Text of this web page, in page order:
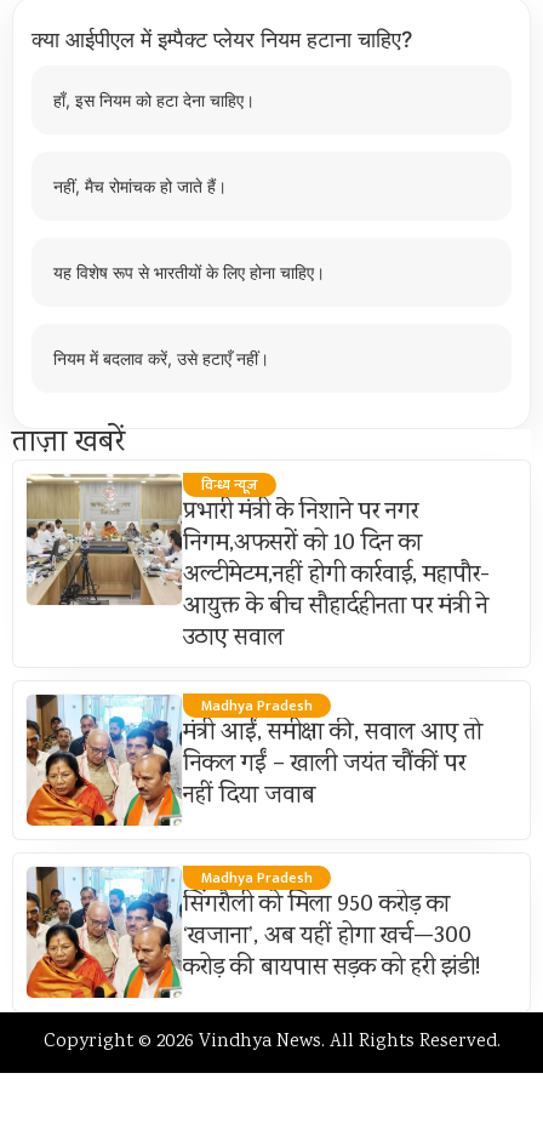
क्या आईपीएल में इम्पैक्ट प्लेयर नियम हटाना चाहिए?
हाँ, इस नियम को हटा देना चाहिए।
नहीं, मैच रोमांचक हो जाते हैं।
यह विशेष रूप से भारतीयों के लिए होना चाहिए।
नियम में बदलाव करें, उसे हटाएँ नहीं।
ताज़ा खबरें
विन्ध्य न्यूज़
प्रभारी मंत्री के निशाने पर नगर
निगम,अफसरों को 10 दिन का
अल्टीमेटम,नहीं होगी कार्रवाई, महापौर-
आयुक्त के बीच सौहार्दहीनता पर मंत्री ने
उठाए सवाल
Madhya Pradesh
मंत्री आईं, समीक्षा की, सवाल आए तो
निकल गईं – खाली जयंत चौंकीं पर
नहीं दिया जवाब
Madhya Pradesh
सिंगरौली को मिला 950 करोड़ का
‘खजाना’, अब यहीं होगा खर्च—300
करोड़ की बायपास सड़क को हरी झंडी!
Copyright © 2026 Vindhya News. All Rights Reserved.